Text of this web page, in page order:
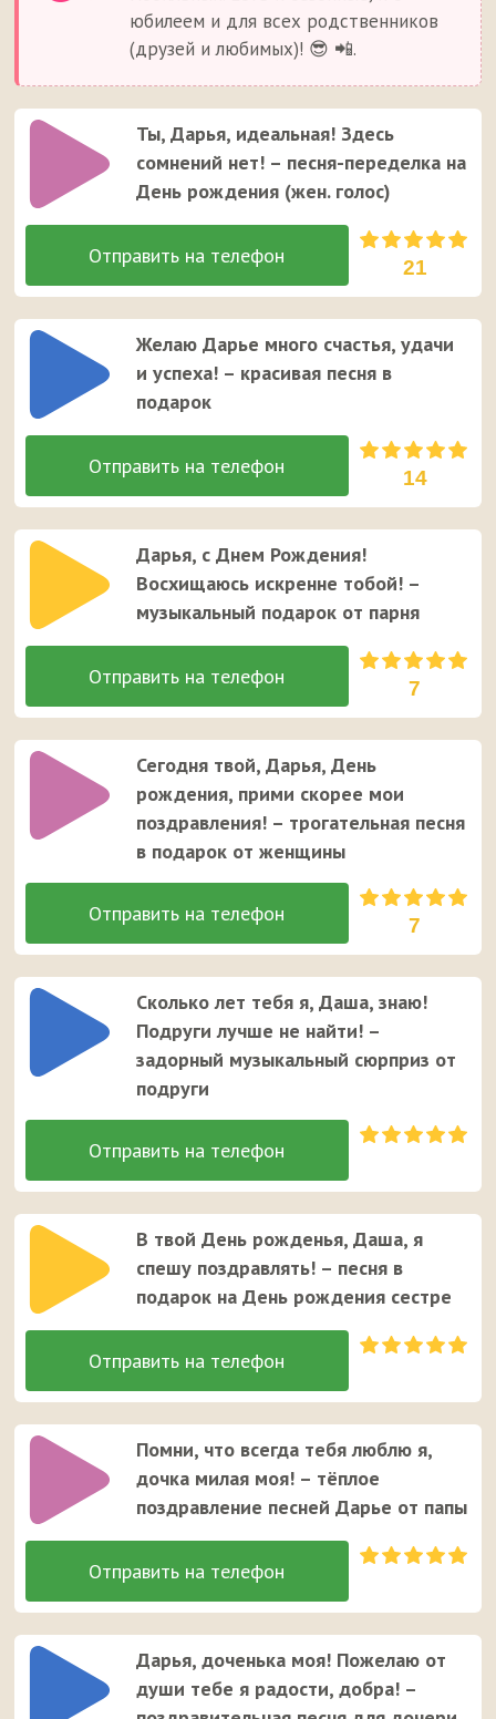
юбилеем и для всех родственников
(друзей и любимых)! 😎 📲.
Ты, Дарья, идеальная! Здесь
сомнений нет! – песня-переделка на
День рождения (жен. голос)
21
Желаю Дарье много счастья, удачи
и успеха! – красивая песня в
подарок
14
Дарья, с Днем Рождения!
Восхищаюсь искренне тобой! –
музыкальный подарок от парня
7
Сегодня твой, Дарья, День
рождения, прими скорее мои
поздравления! – трогательная песня
в подарок от женщины
7
Сколько лет тебя я, Даша, знаю!
Подруги лучше не найти! –
задорный музыкальный сюрприз от
подруги
В твой День рожденья, Даша, я
спешу поздравлять! – песня в
подарок на День рождения сестре
Помни, что всегда тебя люблю я,
дочка милая моя! – тёплое
поздравление песней Дарье от папы
Дарья, доченька моя! Пожелаю от
души тебе я радости, добра! –